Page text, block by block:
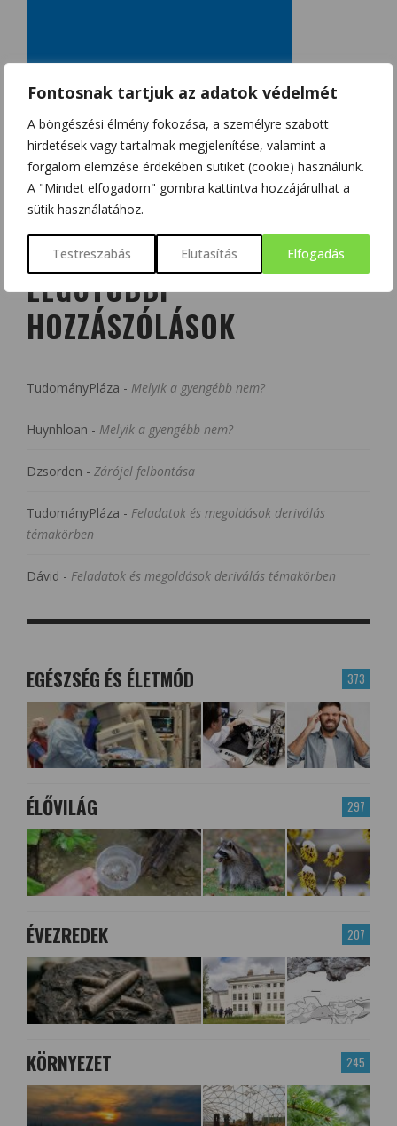
Fontosnak tartjuk az adatok védelmét
A böngészési élmény fokozása, a személyre szabott
hirdetések vagy tartalmak megjelenítése, valamint a
forgalom elemzése érdekében sütiket (cookie) használunk.
A "Mindet elfogadom" gombra kattintva hozzájárulhat a
sütik használatához.
Testreszabás Elutasítás Elfogadás
LEGUTÓBBI
HOZZÁSZÓLÁSOK
TudományPláza - Melyik a gyengébb nem?
Huynhloan - Melyik a gyengébb nem?
Dzsorden - Zárójel felbontása
TudományPláza - Feladatok és megoldások deriválás
témakörben
Dávid - Feladatok és megoldások deriválás témakörben
373
EGÉSZSÉG ÉS ÉLETMÓD
297
ÉLŐVILÁG
207
ÉVEZREDEK
245
KÖRNYEZET